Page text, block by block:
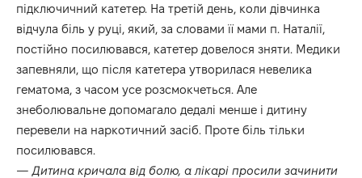
підключичний катетер. На третій день, коли дівчинка
відчула біль у руці, який, за словами її мами п. Наталії,
постійно посилювався, катетер довелося зняти. Медики
запевняли, що після катетера утворилася невелика
гематома, з часом усе розсмокчеться. Але
знеболювальне допомагало дедалі менше і дитину
перевели на наркотичний засіб. Проте біль тільки
посилювався.
— Дитина кричала від болю, а лікарі просили зачинити